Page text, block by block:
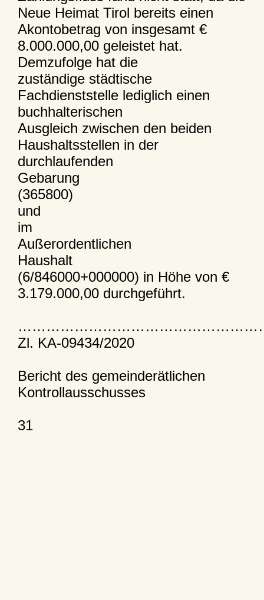
Neue Heimat Tirol bereits einen
Akontobetrag von insgesamt €
8.000.000,00 geleistet hat.
Demzufolge hat die
zuständige städtische
Fachdienststelle lediglich einen
buchhalterischen
Ausgleich zwischen den beiden
Haushaltsstellen in der
durchlaufenden
Gebarung
(365800)
und
im
Außerordentlichen
Haushalt
(6/846000+000000) in Höhe von €
3.179.000,00 durchgeführt.
Zl. KA-09434/2020
Bericht des gemeinderätlichen
Kontrollausschusses
31